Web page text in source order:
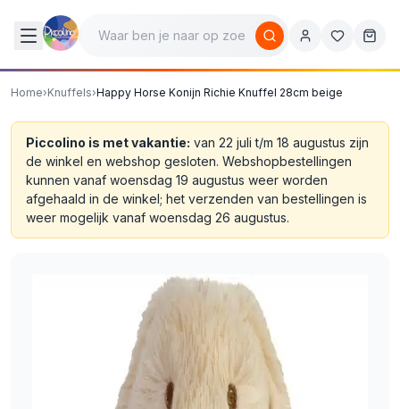
Home›Knuffels›Happy Horse Konijn Richie Knuffel 28cm beige
Piccolino is met vakantie: van 22 juli t/m 18 augustus zijn
de winkel en webshop gesloten. Webshopbestellingen
kunnen vanaf woensdag 19 augustus weer worden
afgehaald in de winkel; het verzenden van bestellingen is
weer mogelijk vanaf woensdag 26 augustus.